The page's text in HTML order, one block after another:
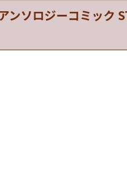
ンソロジーコミック